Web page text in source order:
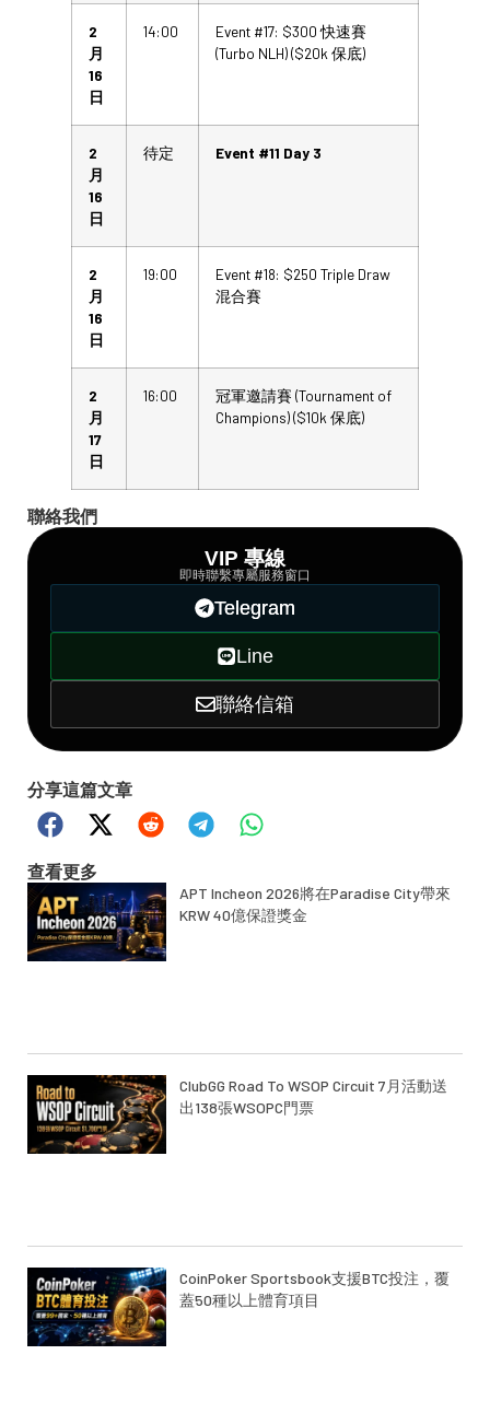
2
月
16
日
14:00
Event #17: $300 快速賽
(Turbo NLH) ($20k 保底)
2
月
16
日
待定 Event #11 Day 3
2
月
16
日
19:00
Event #18: $250 Triple Draw
混合賽
2
月
17
日
16:00
冠軍邀請賽 (Tournament of
Champions) ($10k 保底)
聯絡我們
VIP 專線
即時聯繫專屬服務窗口
Telegram
Line
聯絡信箱
分享這篇文章
查看更多
APT Incheon 2026將在Paradise City帶來
KRW 40億保證獎金
ClubGG Road To WSOP Circuit 7月活動送
出138張WSOPC門票
CoinPoker Sportsbook支援BTC投注，覆
蓋50種以上體育項目